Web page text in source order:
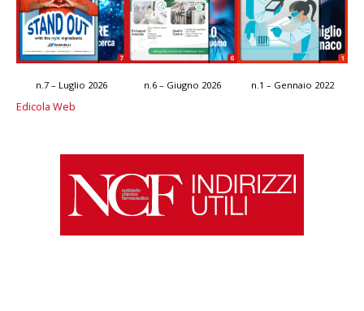
n.7 – Luglio 2026 n.6 – Giugno 2026 n.1 – Gennaio 2022
Edicola Web